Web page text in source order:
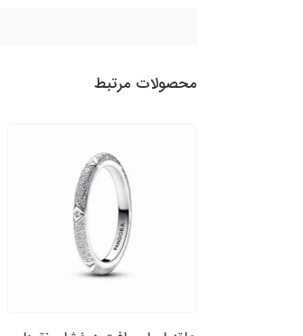
محصولات مرتبط